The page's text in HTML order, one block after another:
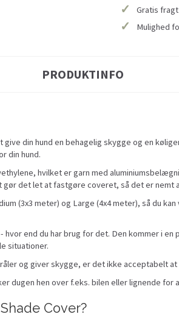
✓ Gratis
✓ Mulighed
PRODUKTINFO
give din hund en behagelig skygge og en
din hund.
hvilket er garn med
det let at fastgøre coveret, så det er
(3x3 meter) og Large (4x4 meter), så du
end du har brug for det. Den kommer i
situationer.
og giver skygge, er det ikke acceptabelt at
dugen hen over f.eks. bilen eller lignende for
Cover?